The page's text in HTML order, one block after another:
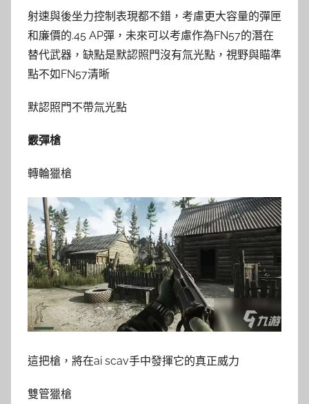
射速與後坐力控制表現都不錯，考慮更大容量的彈匣
和廉價的.45 AP彈，未來可以考慮作為FN57的潛在
替代武器，缺點是默認照門沒有氚光點，視野與瞄準
點不如FN57清晰
默認照門不帶氚光點
霰彈槍
轉輪獵槍
這把槍，將在ai scav手中發揮它的真正威力
雙管獵槍